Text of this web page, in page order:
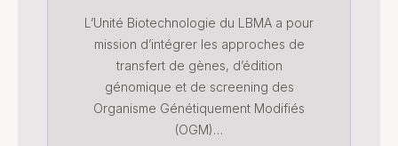
L’Unité Biotechnologie du LBMA a pour
mission d’intégrer les approches de
transfert de gènes, d’édition
génomique et de screening des
Organisme Génétiquement Modifiés
(OGM)…